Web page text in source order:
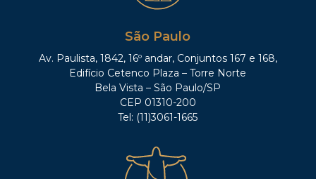
São Paulo
Av. Paulista, 1842, 16º andar, Conjuntos 167 e 168,
Edifício Cetenco Plaza – Torre Norte
Bela Vista – São Paulo/SP
CEP 01310-200
Tel: (11)3061-1665